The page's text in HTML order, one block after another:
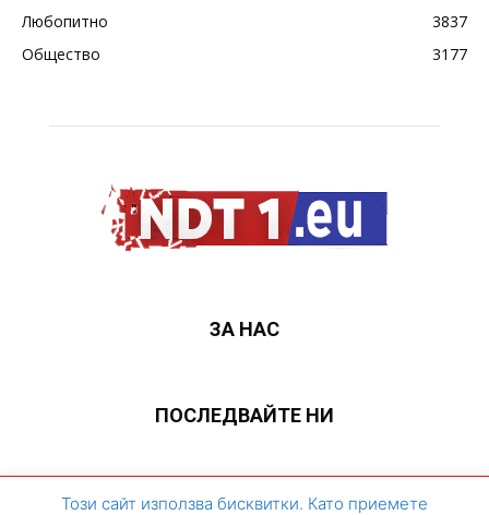
Любопитно
3837
Общество
3177
ЗА НАС
ПОСЛЕДВАЙТЕ НИ
ЗА НАС Контакти Архивен сайт
Този сайт използва бисквитки. Като приемете